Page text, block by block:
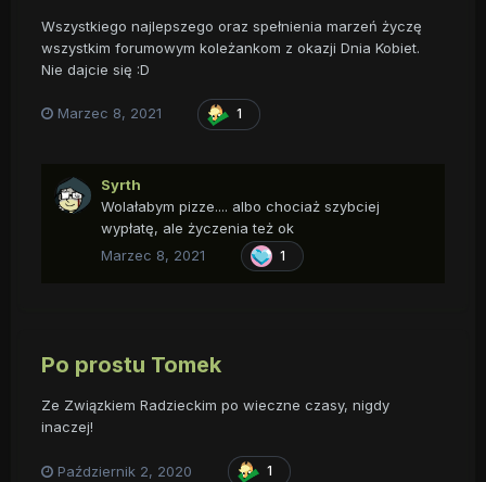
Wszystkiego najlepszego oraz spełnienia marzeń życzę
wszystkim forumowym koleżankom z okazji Dnia Kobiet.
Nie dajcie się :D
Marzec 8, 2021 1
Syrth
Wolałabym pizze.... albo chociaż szybciej
wypłatę, ale życzenia też ok
Marzec 8, 2021
1
Po prostu Tomek
Ze Związkiem Radzieckim po wieczne czasy, nigdy
inaczej!
Październik 2, 2020 1